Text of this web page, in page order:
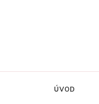
ÚVOD